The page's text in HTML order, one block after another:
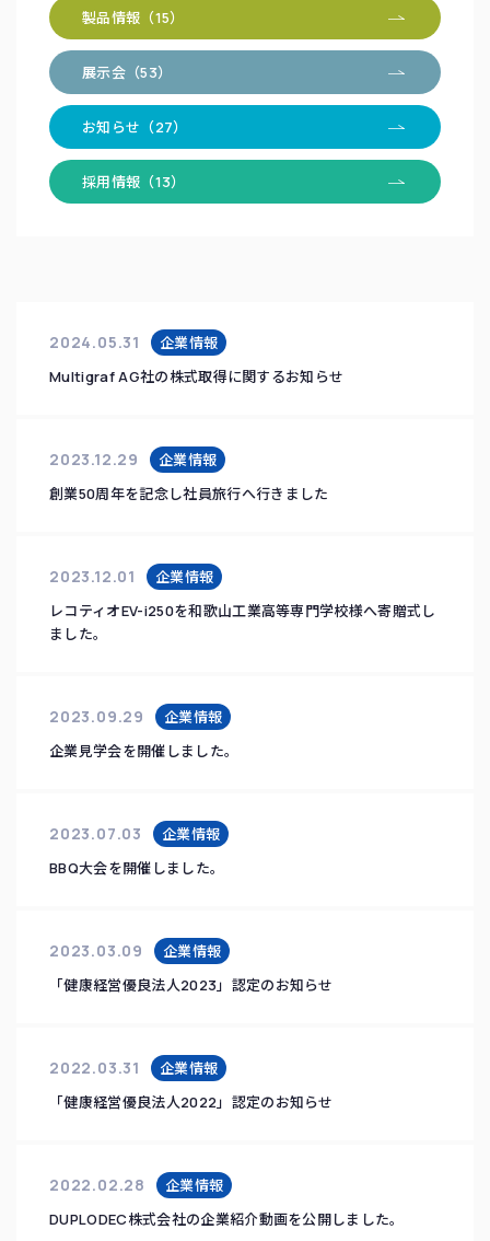
製品情報（15）
展示会（53）
お知らせ（27）
採用情報（13）
2024.05.31
企業情報
Multigraf AG社の株式取得に関するお知らせ
2023.12.29
企業情報
創業50周年を記念し社員旅行へ行きました
2023.12.01
企業情報
レコティオEV-i250を和歌山工業高等専門学校様へ寄贈式し
ました。
2023.09.29
企業情報
企業見学会を開催しました。
2023.07.03
企業情報
BBQ大会を開催しました。
2023.03.09
企業情報
「健康経営優良法人2023」認定のお知らせ
2022.03.31
企業情報
「健康経営優良法人2022」認定のお知らせ
2022.02.28
企業情報
DUPLODEC株式会社の企業紹介動画を公開しました。